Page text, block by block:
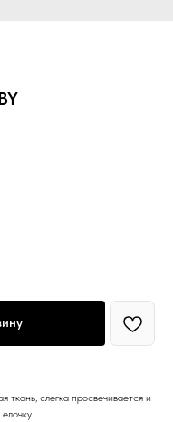
слегка просвечивается и